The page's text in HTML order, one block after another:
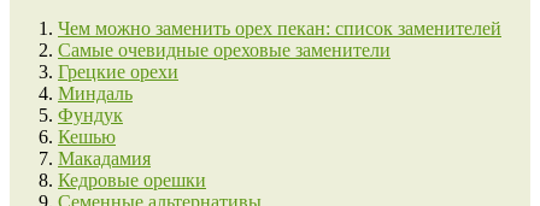
Чем можно заменить орех пекан: список заменителей
Самые очевидные ореховые заменители
Грецкие орехи
Миндаль
Фундук
Кешью
Макадамия
Кедровые орешки